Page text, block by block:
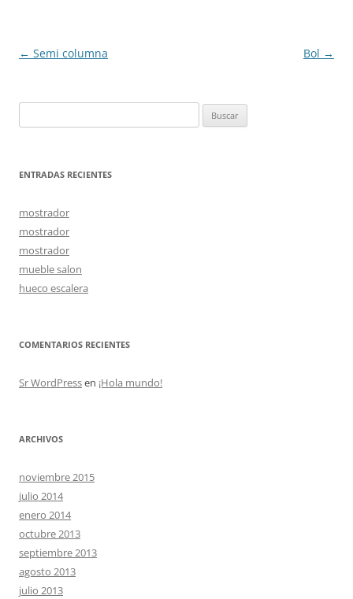
Navegación
← Semi columna Bol →
ENTRADAS RECIENTES
mostrador
mostrador
mostrador
mueble salon
hueco escalera
COMENTARIOS RECIENTES
Sr WordPressen ¡Hola mundo!
ARCHIVOS
noviembre 2015
julio 2014
enero 2014
octubre 2013
septiembre 2013
agosto 2013
julio 2013